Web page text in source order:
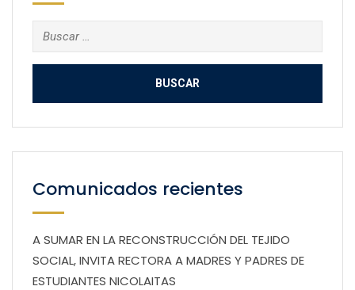
Buscar:
Comunicados recientes
A SUMAR EN LA RECONSTRUCCIÓN DEL TEJIDO
SOCIAL, INVITA RECTORA A MADRES Y PADRES DE
ESTUDIANTES NICOLAITAS